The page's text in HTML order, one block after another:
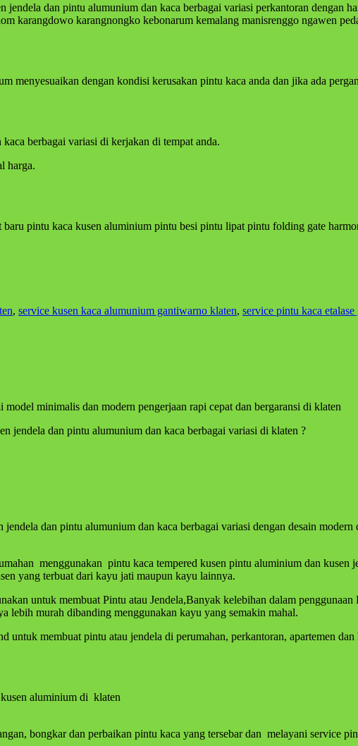
dan pintu alumunium dan kaca berbagai variasi perkantoran dengan
karangdowo karangnongko kebonarum kemalang manisrenggo ngawen
menyesuaikan dengan kondisi kerusakan pintu kaca anda dan jika ada
berbagai variasi di kerjakan di tempat anda.
harga.
pintu kaca kusen aluminium pintu besi pintu lipat pintu folding gate
, service kusen kaca alumunium gantiwarno klaten, service pintu kaca
minimalis dan modern pengerjaan rapi cepat dan bergaransi di klaten
jendela dan pintu alumunium dan kaca berbagai variasi di klaten ?
dan pintu alumunium dan kaca berbagai variasi dengan desain
menggunakan pintu kaca tempered kusen pintu aluminium dan kusen
yang terbuat dari kayu jati maupun kayu lainnya.
untuk membuat Pintu atau Jendela,Banyak kelebihan dalam
lebih murah dibanding menggunakan kayu yang semakin mahal.
membuat pintu atau jendela di perumahan, perkantoran, apartemen
aluminium di klaten
bongkar dan perbaikan pintu kaca yang tersebar dan melayani service